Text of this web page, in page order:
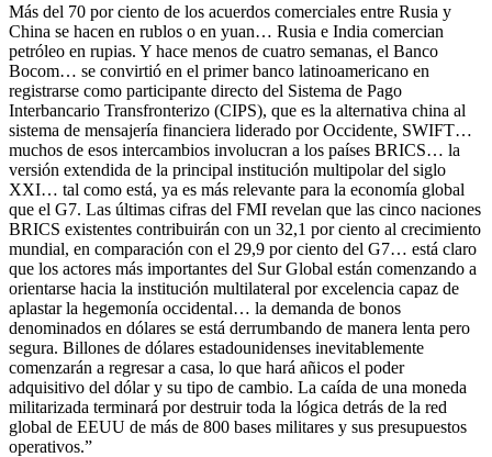
Más del 70 por ciento de los acuerdos comerciales entre Rusia y
China se hacen en rublos o en yuan… Rusia e India comercian
petróleo en rupias. Y hace menos de cuatro semanas, el Banco
Bocom… se convirtió en el primer banco latinoamericano en
registrarse como participante directo del Sistema de Pago
Interbancario Transfronterizo (CIPS), que es la alternativa china al
sistema de mensajería financiera liderado por Occidente, SWIFT…
muchos de esos intercambios involucran a los países BRICS… la
versión extendida de la principal institución multipolar del siglo
XXI… tal como está, ya es más relevante para la economía global
que el G7. Las últimas cifras del FMI revelan que las cinco naciones
BRICS existentes contribuirán con un 32,1 por ciento al crecimiento
mundial, en comparación con el 29,9 por ciento del G7… está claro
que los actores más importantes del Sur Global están comenzando a
orientarse hacia la institución multilateral por excelencia capaz de
aplastar la hegemonía occidental… la demanda de bonos
denominados en dólares se está derrumbando de manera lenta pero
segura. Billones de dólares estadounidenses inevitablemente
comenzarán a regresar a casa, lo que hará añicos el poder
adquisitivo del dólar y su tipo de cambio. La caída de una moneda
militarizada terminará por destruir toda la lógica detrás de la red
global de EEUU de más de 800 bases militares y sus presupuestos
operativos.”